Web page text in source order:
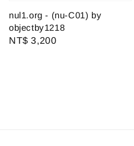
nul1.org - (nu-C01) by
objectby1218
Regular
NT$ 3,200